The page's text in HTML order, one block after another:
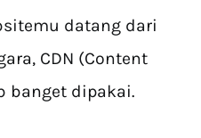
datang dari
CDN (Content
banget dipakai.